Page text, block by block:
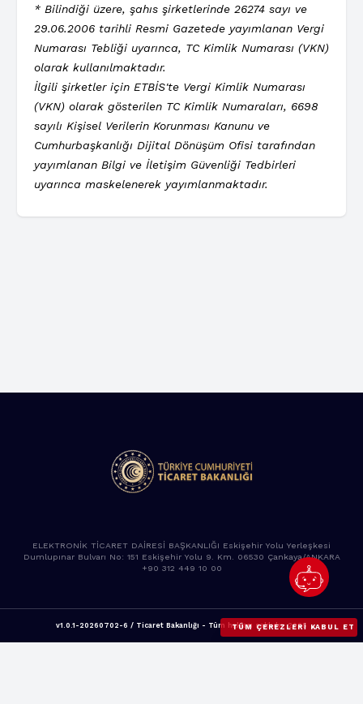
* Bilindiği üzere, şahıs şirketlerinde 26274 sayı ve
29.06.2006 tarihli Resmi Gazetede yayımlanan Vergi
Numarası Tebliği uyarınca, TC Kimlik Numarası (VKN)
olarak kullanılmaktadır.
İlgili şirketler için ETBİS'te Vergi Kimlik Numarası
(VKN) olarak gösterilen TC Kimlik Numaraları, 6698
sayılı Kişisel Verilerin Korunması Kanunu ve
Cumhurbaşkanlığı Dijital Dönüşüm Ofisi tarafından
yayımlanan Bilgi ve İletişim Güvenliği Tedbirleri
uyarınca maskelenerek yayımlanmaktadır.
ELEKTRONİK TİCARET DAİRESİ BAŞKANLIĞI Eskişehir Yolu Yerleşkesi
Dumlupınar Bulvarı No: 151 Eskişehir Yolu 9. Km. 06530 Çankaya/ANKARA
+90 312 449 10 00
v1.0.1-20260702-6 / Ticaret Bakanlığı - Tüm hakları saklıdır. 2025
TÜM ÇEREZLERI KABUL ET